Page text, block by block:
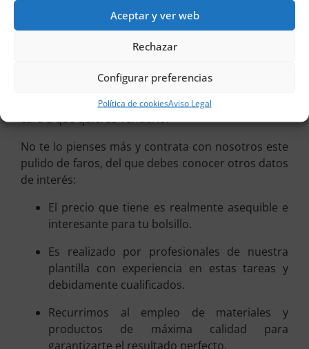
Aceptar y ver web
Rechazar
Configurar preferencias
Política de cookiesAviso Legal
Eso sí, este servicio que te ofrecemos desde Viva
Parking también te ayudará a que tu automóvil
luzca más impecable, a que parezca como nuevo e
tener que recurrir a piezas de segunda mano. Y
esto se traducirá en que aquel se revalorizará de
cara a que quieras venderlo.
No te lo pienses más y contrata con nosotros este
pulido de faros, del que debes conocer otros datos
de interés:
El precio que tiene es realmente asequible e
interesante para tu bolsillo.
Es realizado por profesionales de nuestra
plantilla con experiencia en estas tareas y
debidamente cualificados.
Recurrimos al empleo de materiales y
productos de máxima calidad para
garantizarte el resultado perfecto.